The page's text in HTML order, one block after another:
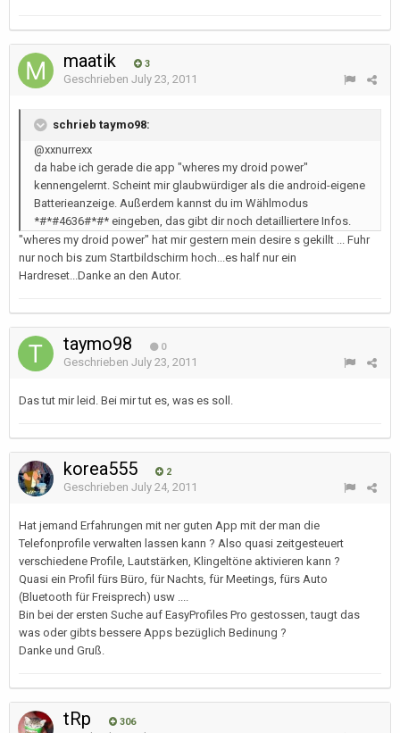
maatik 3
Geschrieben July 23, 2011
schrieb taymo98:
@xxnurrexx
da habe ich gerade die app "wheres my droid power"
kennengelernt. Scheint mir glaubwürdiger als die android-eigene
Batterieanzeige. Außerdem kannst du im Wählmodus
*#*#4636#*#* eingeben, das gibt dir noch detailliertere Infos.
"wheres my droid power" hat mir gestern mein desire s gekillt ... Fuhr
nur noch bis zum Startbildschirm hoch...es half nur ein
Hardreset...Danke an den Autor.
taymo98 0
Geschrieben July 23, 2011
Das tut mir leid. Bei mir tut es, was es soll.
korea555 2
Geschrieben July 24, 2011
Hat jemand Erfahrungen mit ner guten App mit der man die
Telefonprofile verwalten lassen kann ? Also quasi zeitgesteuert
verschiedene Profile, Lautstärken, Klingeltöne aktivieren kann ?
Quasi ein Profil fürs Büro, für Nachts, für Meetings, fürs Auto
(Bluetooth für Freisprech) usw ....
Bin bei der ersten Suche auf EasyProfiles Pro gestossen, taugt das
was oder gibts bessere Apps bezüglich Bedinung ?
Danke und Gruß.
tRp 306